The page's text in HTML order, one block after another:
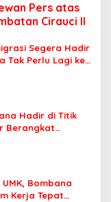
Pers atas
Cirauci II
Segera Hadir
Tak Perlu Lagi ke
Hadir di Titik
Berangkat
Bombana
Kerja Tepat